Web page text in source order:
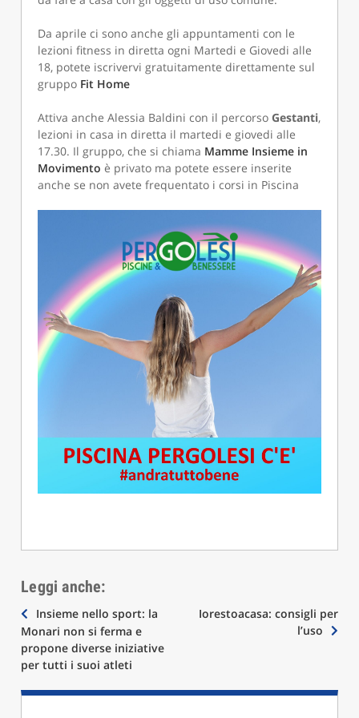
Da aprile ci sono anche gli appuntamenti con le
lezioni fitness in diretta ogni Martedi e Giovedi alle
18, potete iscrivervi gratuitamente direttamente sul
gruppo Fit Home
Attiva anche Alessia Baldini con il percorsoGestanti,
lezioni in casa in diretta il martedi e giovedi alle
17.30. Il gruppo, che si chiama Mamme Insieme in
Movimento è privato ma potete essere inserite
anche se non avete frequentato i corsi in Piscina
Leggi anche:
Navigazione
articoli
Insieme nello sport: la
Monari non si ferma e
propone diverse iniziative
per tutti i suoi atleti
Iorestoacasa: consigli per
l’uso